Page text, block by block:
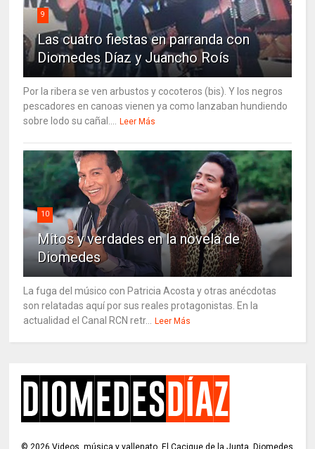
9
Las cuatro fiestas en parranda con
Diomedes Díaz y Juancho Roís
Por la ribera se ven arbustos y cocoteros (bis). Y los negros
pescadores en canoas vienen ya como lanzaban hundiendo
sobre lodo su cañal....
Leer Más
10
Mitos y verdades en la novela de
Diomedes
La fuga del músico con Patricia Acosta y otras anécdotas
son relatadas aquí por sus reales protagonistas. En la
actualidad el Canal RCN retr...
Leer Más
© 2026 Videos, música y vallenato, El Cacique de la Junta, Diomedes